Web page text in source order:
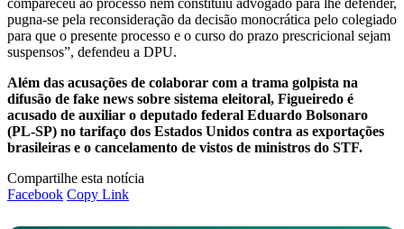
compareceu ao processo nem constituiu advogado para lhe defender,
pugna-se pela reconsideração da decisão monocrática pelo colegiado
para que o presente processo e o curso do prazo prescricional sejam
suspensos”, defendeu a DPU.
Além das acusações de colaborar com a trama golpista na
difusão de fake news sobre sistema eleitoral, Figueiredo é
acusado de auxiliar o deputado federal Eduardo Bolsonaro
(PL-SP) no tarifaço dos Estados Unidos contra as exportações
brasileiras e o cancelamento de vistos de ministros do STF.
Compartilhe esta notícia
Facebook Copy Link